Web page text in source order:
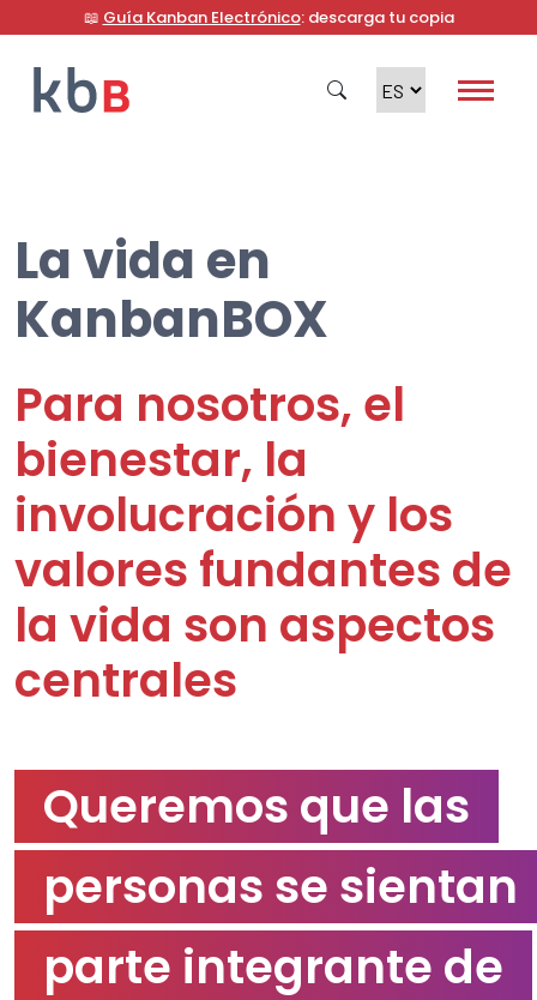
📖 Guía Kanban Electrónico: descarga tu copia
Buscar en
La vida en
KanbanBOX
Para nosotros, el
bienestar, la
involucración y los
valores fundantes de
la vida son aspectos
centrales
Queremos que las
personas se sientan
parte integrante de